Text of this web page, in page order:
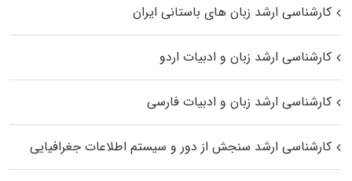
کارشناسی ارشد زبان‌ های باستانی ایران
کارشناسی ارشد زبان و ادبیات اردو
کارشناسی ارشد زبان و ادبیات فارسی
کارشناسی ارشد سنجش از دور و سیستم اطلاعات جغرافیایی